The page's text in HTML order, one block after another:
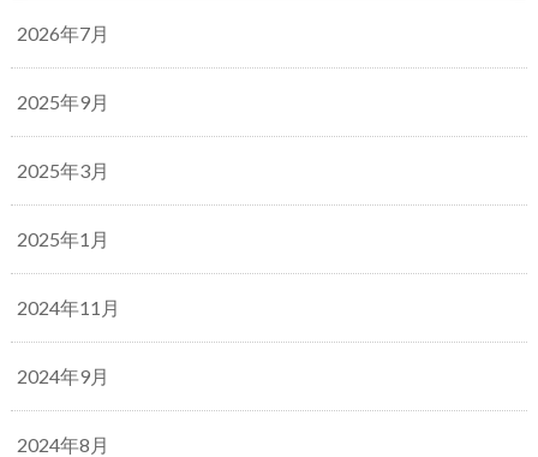
2026年7月
2025年9月
2025年3月
2025年1月
2024年11月
2024年9月
2024年8月